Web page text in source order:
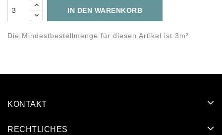
IN DEN WARENKORB
Die Mindestbestellmenge für diesen Artikel ist 3m².
KONTAKT
RECHTLICHES